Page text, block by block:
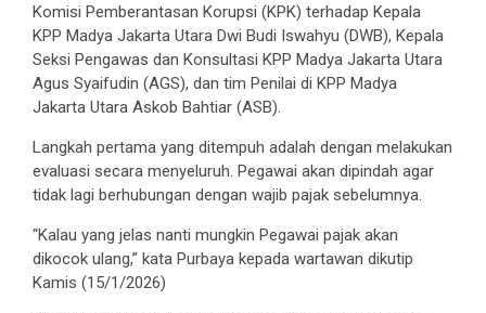
Komisi Pemberantasan Korupsi (KPK) terhadap Kepala
KPP Madya Jakarta Utara Dwi Budi Iswahyu (DWB), Kepala
Seksi Pengawas dan Konsultasi KPP Madya Jakarta Utara
Agus Syaifudin (AGS), dan tim Penilai di KPP Madya
Jakarta Utara Askob Bahtiar (ASB).
Langkah pertama yang ditempuh adalah dengan melakukan
evaluasi secara menyeluruh. Pegawai akan dipindah agar
tidak lagi berhubungan dengan wajib pajak sebelumnya.
“Kalau yang jelas nanti mungkin Pegawai pajak akan
dikocok ulang,” kata Purbaya kepada wartawan dikutip
Kamis (15/1/2026)